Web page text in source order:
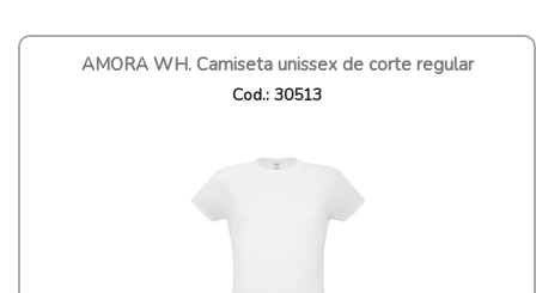
AMORA WH. Camiseta unissex de corte regular
Cod.: 30513